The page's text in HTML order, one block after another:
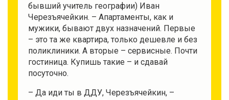
бывший учитель географии) Иван
Черезъячейкин. – Апартаменты, как и
мужики, бывают двух назначений. Первые
– это та же квартира, только дешевле и без
поликлиники. А вторые – сервисные. Почти
гостиница. Купишь такие – и сдавай
посуточно.
– Да иди ты в ДДУ, Черезъячейкин, –